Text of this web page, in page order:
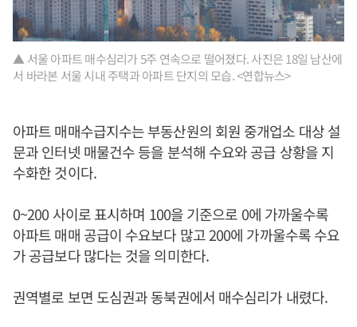
▲ 서울 아파트 매수심리가 5주 연속으로 떨어졌다. 사진은 18일 남산에
서 바라본 서울 시내 주택과 아파트 단지의 모습. <연합뉴스>
아파트 매매수급지수는 부동산원의 회원 중개업소 대상 설
문과 인터넷 매물건수 등을 분석해 수요와 공급 상황을 지
수화한 것이다.
0~200 사이로 표시하며 100을 기준으로 0에 가까울수록
아파트 매매 공급이 수요보다 많고 200에 가까울수록 수요
가 공급보다 많다는 것을 의미한다.
권역별로 보면 도심권과 동북권에서 매수심리가 내렸다.